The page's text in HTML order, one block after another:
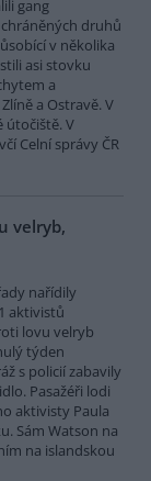
gang
druhů
v několika
asi stovku
a
a Ostravě. V
útočiště. V
Celní správy ČR
velryb,
nařídily
aktivistů
lovu velryb
týden
s policií zabavily
Pasažéři lodi
aktivisty Paula
Sám Watson na
na islandskou